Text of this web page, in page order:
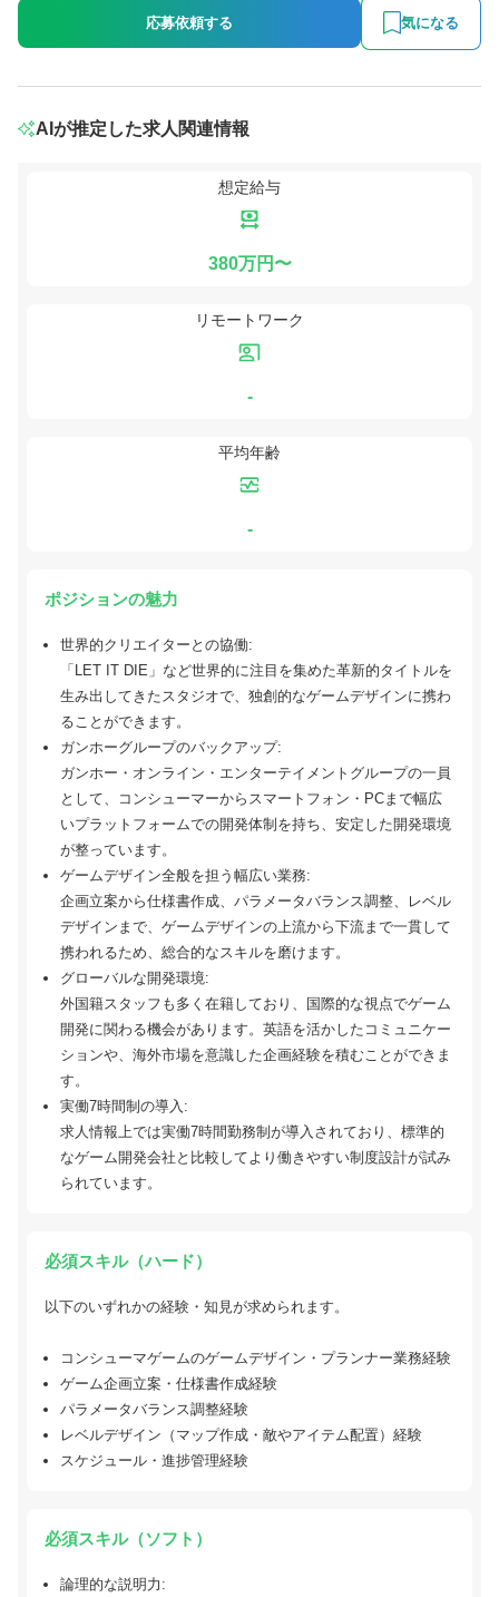
応募依頼する 気になる
AIが推定した求人関連情報
想定給与
380万円〜
リモートワーク
-
平均年齢
-
ポジションの魅力
世界的クリエイターとの協働:
「LET IT DIE」など世界的に注目を集めた革新的タイトルを
生み出してきたスタジオで、独創的なゲームデザインに携わ
ることができます。
ガンホーグループのバックアップ:
ガンホー・オンライン・エンターテイメントグループの一員
として、コンシューマーからスマートフォン・PCまで幅広
いプラットフォームでの開発体制を持ち、安定した開発環境
が整っています。
ゲームデザイン全般を担う幅広い業務:
企画立案から仕様書作成、パラメータバランス調整、レベル
デザインまで、ゲームデザインの上流から下流まで一貫して
携われるため、総合的なスキルを磨けます。
グローバルな開発環境:
外国籍スタッフも多く在籍しており、国際的な視点でゲーム
開発に関わる機会があります。英語を活かしたコミュニケー
ションや、海外市場を意識した企画経験を積むことができま
す。
実働7時間制の導入:
求人情報上では実働7時間勤務制が導入されており、標準的
なゲーム開発会社と比較してより働きやすい制度設計が試み
られています。
必須スキル（ハード）
以下のいずれかの経験・知見が求められます。
コンシューマゲームのゲームデザイン・プランナー業務経験
ゲーム企画立案・仕様書作成経験
パラメータバランス調整経験
レベルデザイン（マップ作成・敵やアイテム配置）経験
スケジュール・進捗管理経験
必須スキル（ソフト）
論理的な説明力: